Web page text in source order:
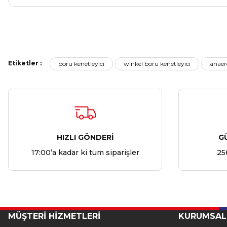
Etiketler : boru kenetleyici winkel boru kenetleyici
HIZLI GÖNDERİ
17:00’a kadar ki tüm siparişler
MÜŞTERİ HİZMETLERİ KURUMSAL